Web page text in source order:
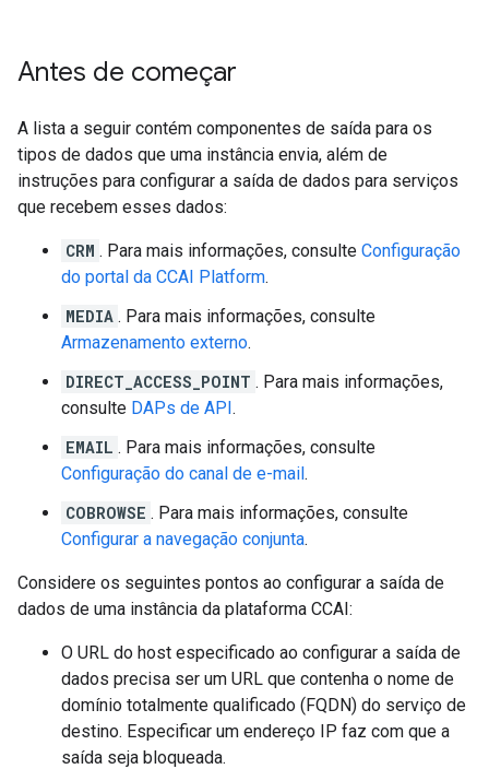
Antes de começar
A lista a seguir contém componentes de saída para os
tipos de dados que uma instância envia, além de
instruções para configurar a saída de dados para serviços
que recebem esses dados:
CRM . Para mais informações, consulte Configuração
do portal da CCAI Platform.
MEDIA . Para mais informações, consulte
Armazenamento externo.
DIRECT_ACCESS_POINT . Para mais informações,
consulte DAPs de API.
EMAIL . Para mais informações, consulte
Configuração do canal de e-mail.
COBROWSE . Para mais informações, consulte
Configurar a navegação conjunta.
Considere os seguintes pontos ao configurar a saída de
dados de uma instância da plataforma CCAI:
O URL do host especificado ao configurar a saída de
dados precisa ser um URL que contenha o nome de
domínio totalmente qualificado (FQDN) do serviço de
destino. Especificar um endereço IP faz com que a
saída seja bloqueada.